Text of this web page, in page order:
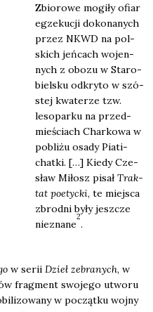
Zbio­ro­we mogi­ły ofiar
egze­ku­cji doko­na­nych
przez NKWD na pol­
skich jeń­cach wojen­
nych z obo­zu w Sta­ro­
biel­sku odkry­to w szó­
stej kwa­te­rze tzw.
leso­par­ku na przed­
mie­ściach Char­ko­wa w
pobli­żu osa­dy Pia­ti­
chat­ki. […] Kie­dy Cze­
sław Miłosz pisałTrak­
tat poetyc­ki, te miej­sca
zbrod­ni były jesz­cze
nie­zna­ne
2
.
w serii Dzieł zebra­nych, w
frag­ment swo­je­go utwo­ru
w począt­ku woj­ny